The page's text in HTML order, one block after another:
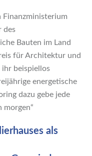
Finanzministerium
des
Bauten im Land
für Architektur und
ihr beispiellos
energetische
dazu gebe jede
morgen“
als